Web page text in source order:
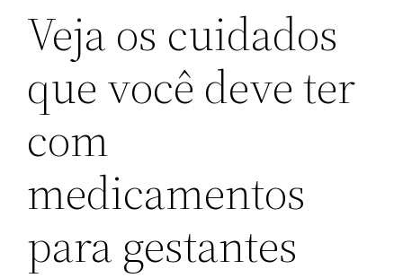
Veja os cuidados
que você deve ter
com
medicamentos
para gestantes